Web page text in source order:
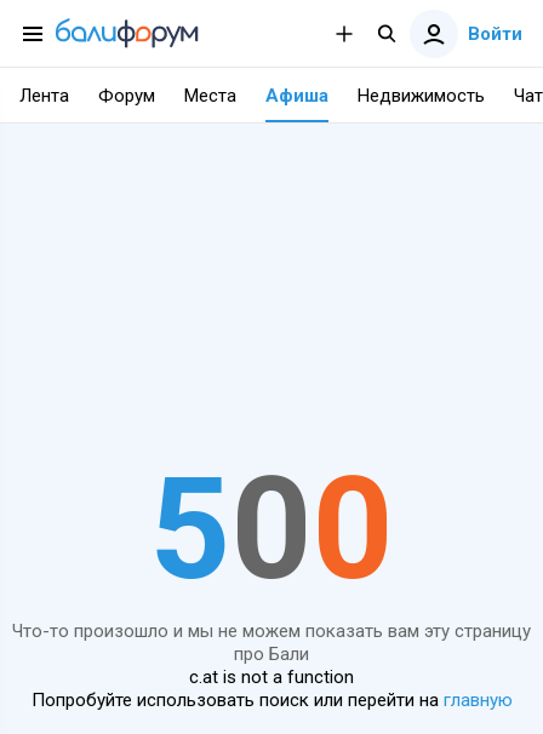
Войти
Лента Форум Места Афиша Недвижимость Чат
500
Что-то произошло и мы не можем показать вам эту страницу
про Бали
c.at is not a function
Попробуйте использовать поиск или перейти на главную